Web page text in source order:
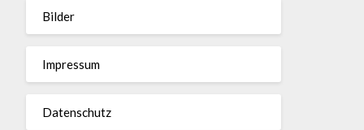
Bilder
Impressum
Datenschutz